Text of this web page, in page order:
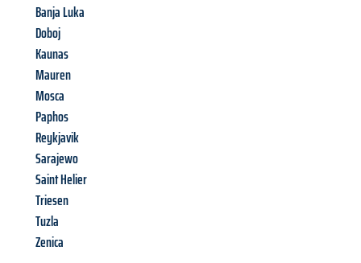
Banja Luka
Doboj
Kaunas
Mauren
Mosca
Paphos
Reykjavik
Sarajewo
Saint Helier
Triesen
Tuzla
Zenica